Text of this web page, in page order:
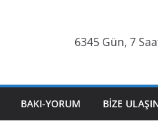
6345 Gün, 7
BAKI-YORUM BIZE